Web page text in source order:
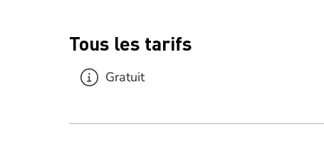
Tous les tarifs
Gratuit